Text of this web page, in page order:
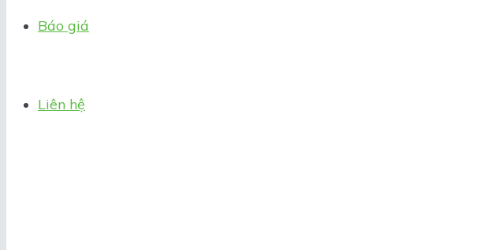
Báo giá
Liên hệ